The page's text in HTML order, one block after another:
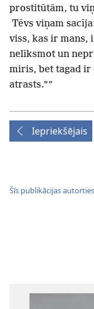
prostitūtām, tu
Tēvs viņam
viss, kas ir mans,
nelīksmot un
miris, bet tagad ir
atrasts.””
Iepriekšējais
Šīs publikācijas